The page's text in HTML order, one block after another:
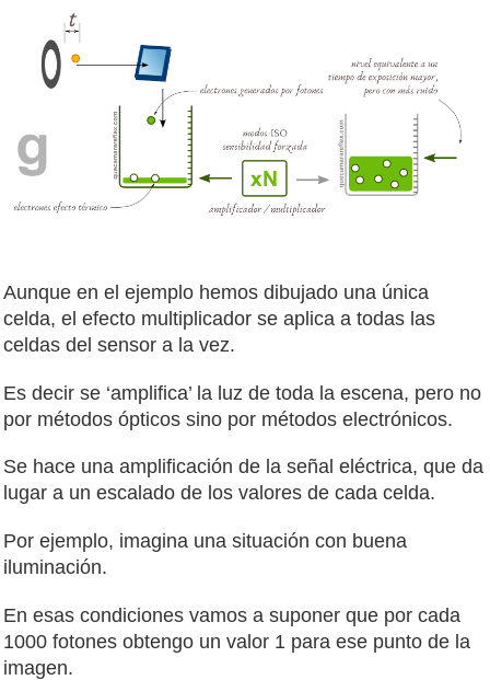
Aunque en el ejemplo hemos dibujado una única
celda, el efecto multiplicador se aplica a todas las
celdas del sensor a la vez.
Es decir se ‘amplifica’ la luz de toda la escena, pero no
por métodos ópticos sino por métodos electrónicos.
Se hace una amplificación de la señal eléctrica, que da
lugar a un escalado de los valores de cada celda.
Por ejemplo, imagina una situación con buena
iluminación.
En esas condiciones vamos a suponer que por cada
1000 fotones obtengo un valor 1 para ese punto de la
imagen.